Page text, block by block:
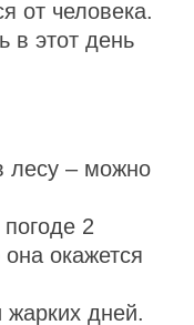
от человека.
в этот день
лесу – можно
2
она окажется
дней.